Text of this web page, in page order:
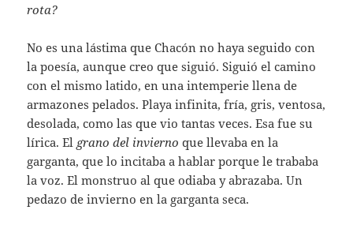
rota?
No es una lástima que Chacón no haya seguido con
la poesía, aunque creo que siguió. Siguió el camino
con el mismo latido, en una intemperie llena de
armazones pelados. Playa infinita, fría, gris, ventosa,
desolada, como las que vio tantas veces. Esa fue su
lírica. El grano del invierno que llevaba en la
garganta, que lo incitaba a hablar porque le trababa
la voz. El monstruo al que odiaba y abrazaba. Un
pedazo de invierno en la garganta seca.